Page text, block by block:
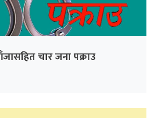
चार जना पक्राउ